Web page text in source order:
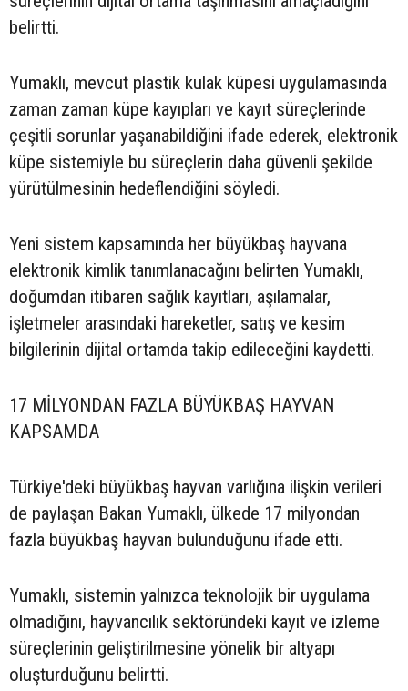
belirtti.
Yumaklı, mevcut plastik kulak küpesi uygulamasında
zaman zaman küpe kayıpları ve kayıt süreçlerinde
çeşitli sorunlar yaşanabildiğini ifade ederek, elektronik
küpe sistemiyle bu süreçlerin daha güvenli şekilde
yürütülmesinin hedeflendiğini söyledi.
Yeni sistem kapsamında her büyükbaş hayvana
elektronik kimlik tanımlanacağını belirten Yumaklı,
doğumdan itibaren sağlık kayıtları, aşılamalar,
işletmeler arasındaki hareketler, satış ve kesim
bilgilerinin dijital ortamda takip edileceğini kaydetti.
17 MİLYONDAN FAZLA BÜYÜKBAŞ HAYVAN
KAPSAMDA
Türkiye'deki büyükbaş hayvan varlığına ilişkin verileri
de paylaşan Bakan Yumaklı, ülkede 17 milyondan
fazla büyükbaş hayvan bulunduğunu ifade etti.
Yumaklı, sistemin yalnızca teknolojik bir uygulama
olmadığını, hayvancılık sektöründeki kayıt ve izleme
süreçlerinin geliştirilmesine yönelik bir altyapı
oluşturduğunu belirtti.